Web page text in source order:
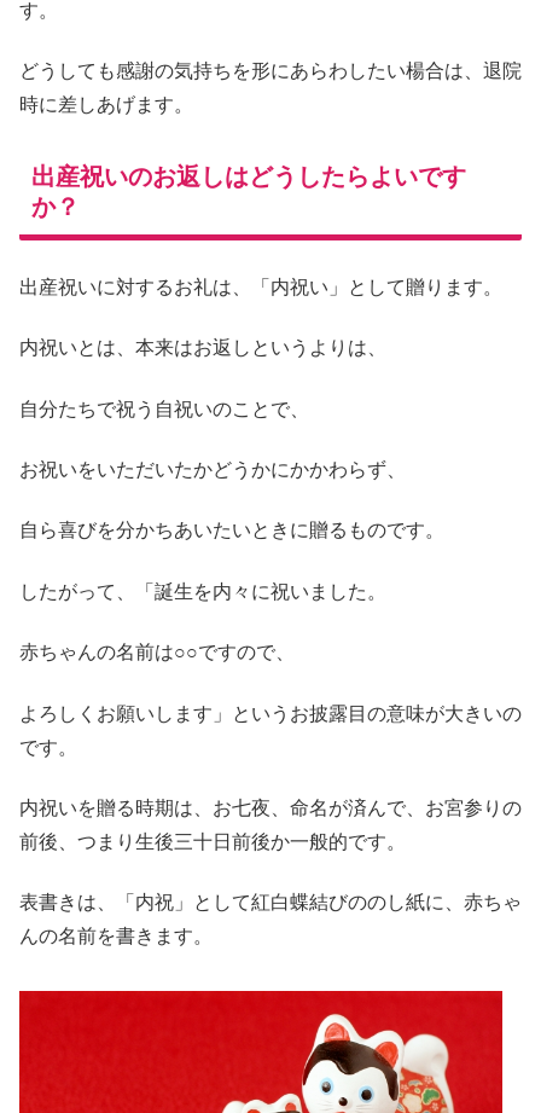
す。
どうしても感謝の気持ちを形にあらわしたい楊合は、退院
時に差しあげます。
出産祝いのお返しはどうしたらよいです
か？
出産祝いに対するお礼は、「内祝い」として贈ります。
内祝いとは、本来はお返しというよりは、
自分たちで祝う自祝いのことで、
お祝いをいただいたかどうかにかかわらず、
自ら喜びを分かちあいたいときに贈るものです。
したがって、「誕生を内々に祝いました。
赤ちゃんの名前は○○ですので、
よろしくお願いします」というお披露目の意味が大きいの
です。
内祝いを贈る時期は、お七夜、命名が済んで、お宮参りの
前後、つまり生後三十日前後か一般的です。
表書きは、「内祝」として紅白蝶結びののし紙に、赤ちゃ
んの名前を書きます。